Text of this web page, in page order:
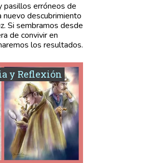
pasillos erróneos de
nuevo descubrimiento
Si sembramos desde
de convivir en
los resultados.
y Reflexión